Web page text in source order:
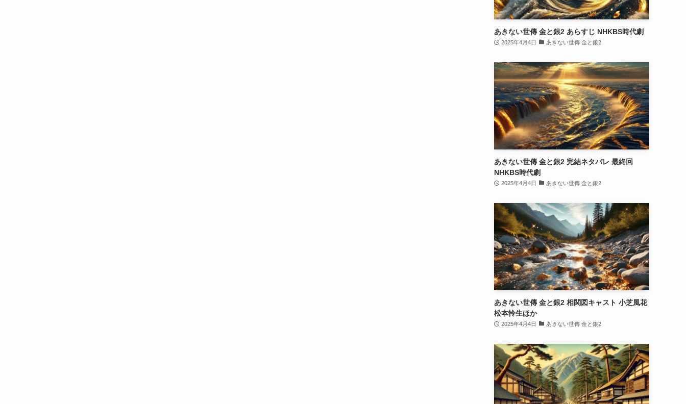
あきない世傳 金と銀2 あらすじ NHKBS時代劇
2025年4月4日 あきない世傳 金と銀2
あきない世傳 金と銀2 完結ネタバレ 最終回
NHKBS時代劇
2025年4月4日 あきない世傳 金と銀2
あきない世傳 金と銀2 相関図キャスト 小芝風花
松本怜生ほか
2025年4月4日 あきない世傳 金と銀2